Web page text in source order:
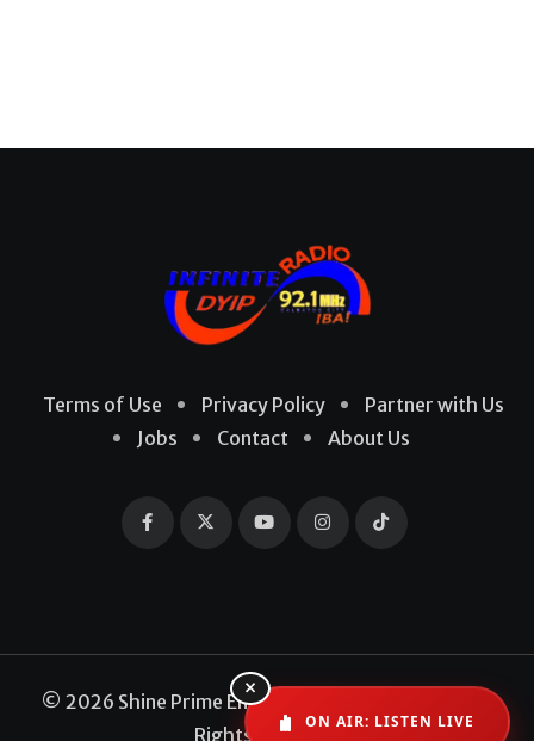
Terms of Use Privacy Policy
Partner with Us
Jobs
Contact About Us
© 2026 Shine Prime Entertainment Production. All
Rights Reserved
×
ON AIR: LISTEN LIVE